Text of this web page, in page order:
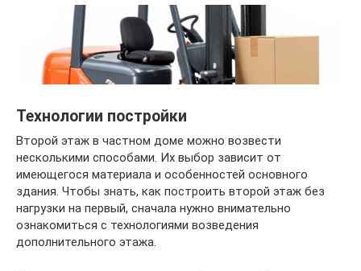
Технологии постройки
Второй этаж в частном доме можно возвести
несколькими способами. Их выбор зависит от
имеющегося материала и особенностей основного
здания. Чтобы знать, как построить второй этаж без
нагрузки на первый, сначала нужно внимательно
ознакомиться с технологиями возведения
дополнительного этажа.